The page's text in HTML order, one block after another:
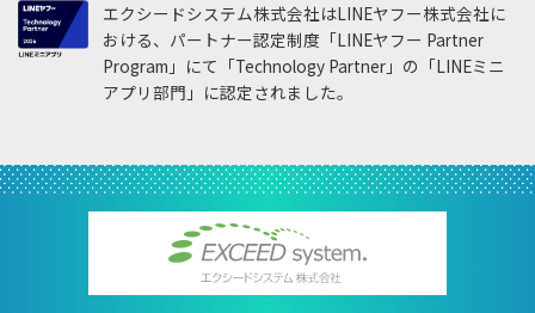
エクシードシステム株式会社はLINEヤフー株式会社に
おける、パートナー認定制度「LINEヤフー Partner
Program」にて「Technology Partner」の「LINEミニ
アプリ部門」に認定されました。